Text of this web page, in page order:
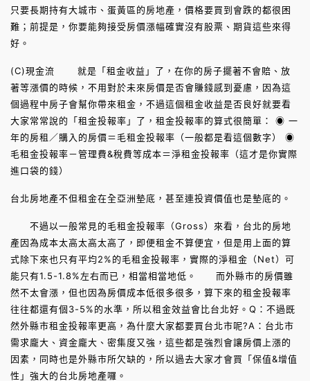
只要長期持有大城市、蛋黃區的房地產，價格要買到會跌的都很困
難；前提是，你要能夠接受房價漲幅確實沒有股票、期貨這些來得
好。
(C)現金流 就是「租金收益」了，在你的房子擺著不會賠、放
著等漲價的時候，不用對於未來房價是否會賺錢感到憂慮，因為這
個過程中房子會幫你帶來租金，不過這個租金收益是否良好就要看
大家常常說的「租金投報率」了，租金投報率的算式很簡單： ◉ 一
年的房租／購入的房價＝毛租金投報率（一般都是看這個數字） ◉
毛租金投報率－管理費&稅費等成本＝淨租金投報率（這才是你實際
進口袋的錢）
台北房地產不但租金在全亞洲墊底，甚至連投資價值也是墊底的。
不過以一般常見的毛租金投報率（Gross）來看，台北的房地
產因為成本太高太高太高了，即便租金不算便宜，但是用上面的算
式除下來也只有平均2%的毛租金投報率，實際的淨租金（Net）可
能只有1.5-1.8%左右而已，相當相當地低。 而外縣市的房價雖
然不太會漲，但也因為房價成本低很多很多，算下來的租金投報率
往往都還有個3-5%的水準，所以租金效益會比台北好。Q：不過既
然外縣市租金投報率更高，為什麼大家都要買台北市呢?A：台北市
需求龐大、資金龐大、密集度又強，這些都是強烈會讓房價上漲的
因素，同時也是外縣市所欠缺的，所以過去大家才會買「保值&增值
性」強大的台北房地產囉。